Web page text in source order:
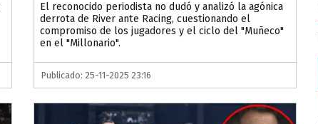
El reconocido periodista no dudó y analizó la agónica
derrota de River ante Racing, cuestionando el
compromiso de los jugadores y el ciclo del "Muñeco"
en el "Millonario".
Publicado: 25-11-2025 23:16